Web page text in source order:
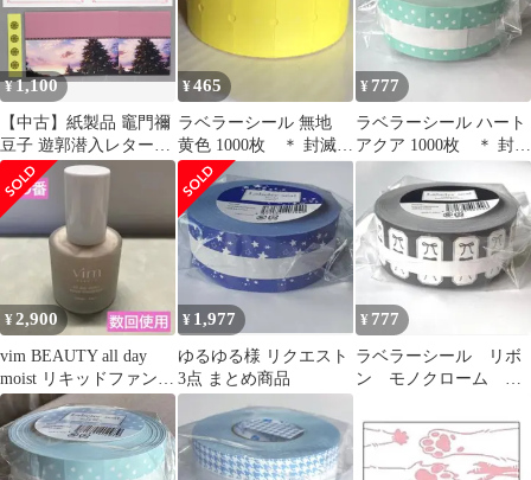
¥1,100
【中古】紙製品 竈門禰
豆子 遊郭潜入レターセ
ット 「鬼滅の刃 全集中
展 -無限列車編・遊郭
編-」
¥465
ラベラーシール 無地
黄色 1000枚 ＊ 封滅
ラベルシール 巻売り
¥ 777
ラベラーシール ハート
アクア 1000枚 ＊ 封
滅 シール 巻売 水
¥2,900
vim BEAUTY all day
moist リキッドファンデ
ーション 19
¥ 1,977
ゆるゆる様 リクエスト
3点 まとめ商品
¥ 777
ラベラーシール リボ
ン モノクローム
ル ラベルシール